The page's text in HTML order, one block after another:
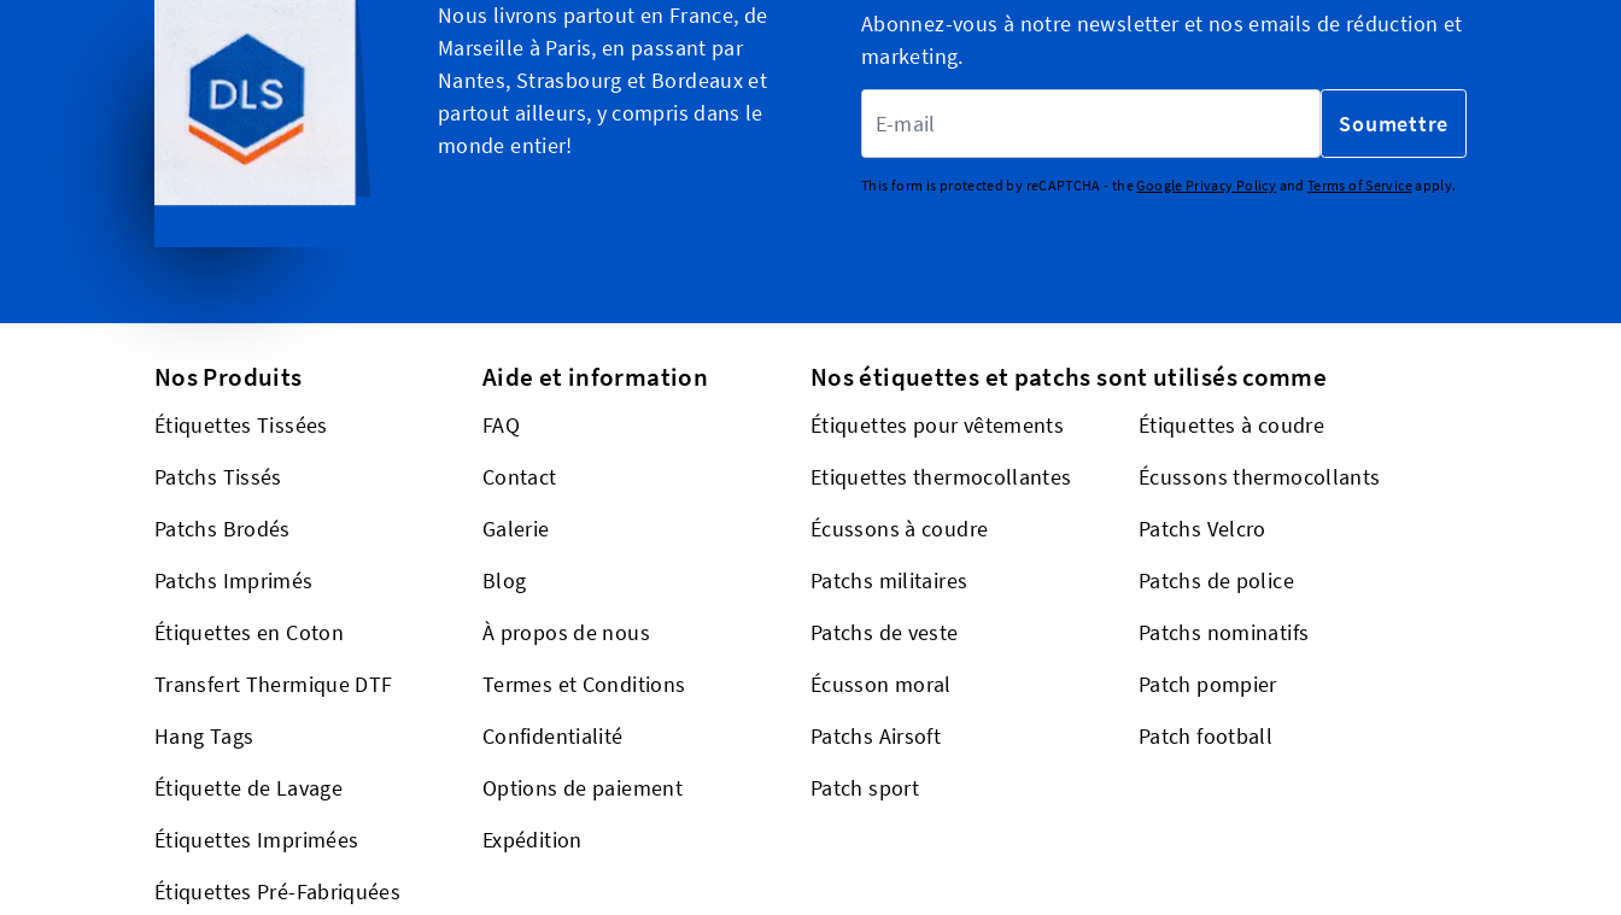
Nous livrons partout en France, de
Marseille à Paris, en passant par
Nantes, Strasbourg et Bordeaux et
partout ailleurs, y compris dans le
monde entier!
Abonnez-vous à notre newsletter et nos emails de réduction et
marketing.
Soumettre
This form is protected by reCAPTCHA - theGoogle Privacy Policy and Terms of Serviceapply.
Nos Produits
Étiquettes Tissées
Patchs Tissés
Patchs Brodés
Patchs Imprimés
Étiquettes en Coton
Transfert Thermique DTF
Hang Tags
Étiquette de Lavage
Étiquettes Imprimées
Étiquettes Pré-Fabriquées
Aide et information
FAQ
Contact
Galerie
Blog
À propos de nous
Termes et Conditions
Confidentialité
Options de paiement
Expédition
Nos étiquettes et patchs sont utilisés comme
Étiquettes pour vêtements
Étiquettes à coudre
Etiquettes thermocollantes
Écussons thermocollants
Écussons à coudre
Patchs Velcro
Patchs militaires
Patchs de police
Patchs de veste
Patchs nominatifs
Écusson moral
Patch pompier
Patchs Airsoft
Patch football
Patch sport